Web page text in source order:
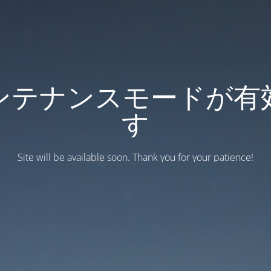
テナンスモードが有
す
Site will be available soon. Thank you for your patience!